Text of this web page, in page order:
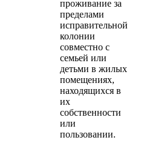
проживание за
пределами
исправительной
колонии
совместно с
семьей или
детьми в жилых
помещениях,
находящихся в
их
собственности
или
пользовании.